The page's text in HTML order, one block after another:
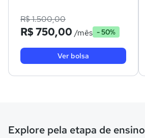
R$ 1.500,00
R$ 750,00 /mês - 50%
Ver bolsa
Explore pela etapa de ensino